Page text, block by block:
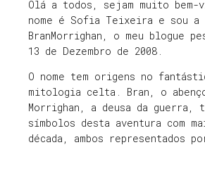
Olá a todos, sejam muito bem-
nome é Sofia Teixeira e sou a
BranMorrighan, o meu blogue
13 de Dezembro de 2008.
O nome tem origens no
mitologia celta. Bran, o
Morrighan, a deusa da guerra,
símbolos desta aventura com
década, ambos representados